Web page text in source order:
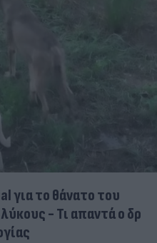
για το θάνατο του
- Τι απαντά ο δρ